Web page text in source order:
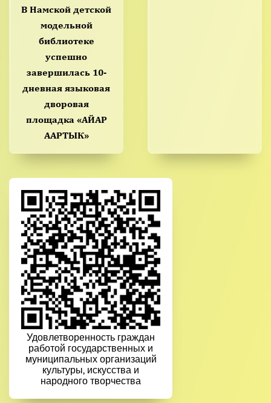
В Намской детской
модельной
библиотеке
успешно
завершилась 10-
дневная языковая
дворовая
площадка «АЙАР
ААРТЫК»
Удовлетворенность граждан
работой государственных и
муниципальных организаций
культуры, искусства и
народного творчества